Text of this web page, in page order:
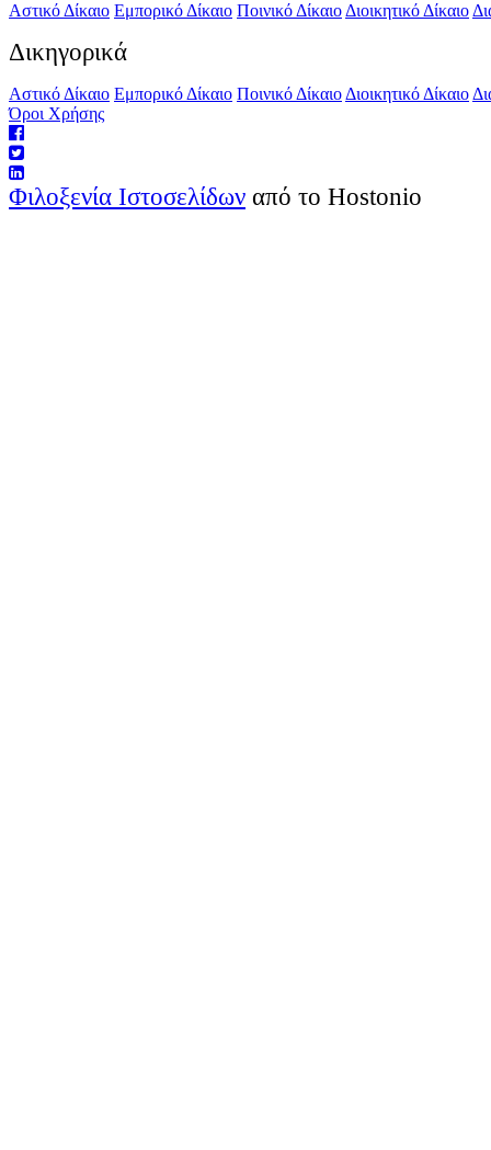
Αστικό Δίκαιο Εμπορικό Δίκαιο Ποινικό Δίκαιο Διοικητικό Δίκαιο
Δικηγορικά
Αστικό Δίκαιο Εμπορικό Δίκαιο Ποινικό Δίκαιο Διοικητικό Δίκαιο
Όροι Χρήσης
Φιλοξενία Ιστοσελίδων από το Hostonio